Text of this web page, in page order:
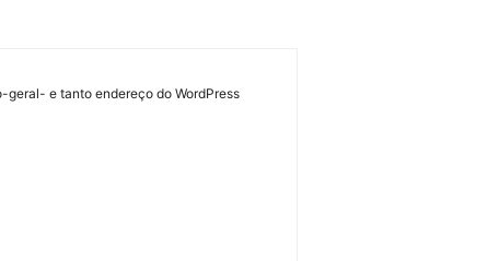
geral- e tanto endereço do WordPress